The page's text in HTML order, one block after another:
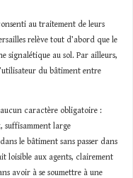
au traitement de leurs
relève tout d’abord que le
signalétique au sol. Par ailleurs,
du bâtiment entre
caractère obligatoire :
suffisamment large
le bâtiment sans passer dans
loisible aux agents, clairement
avoir à se soumettre à une